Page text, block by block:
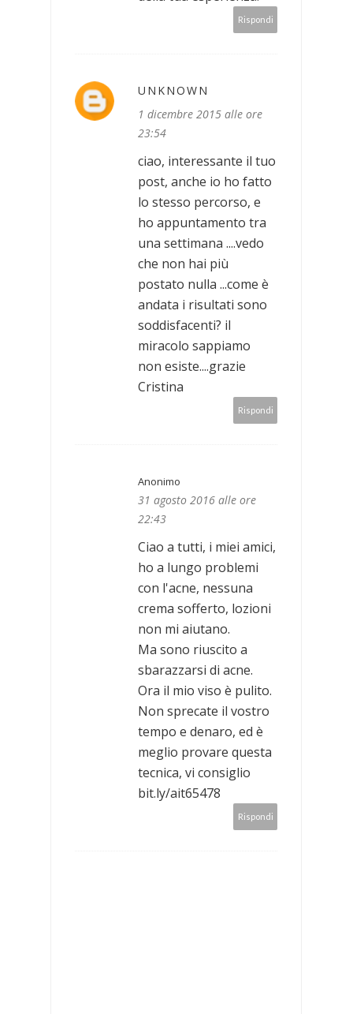
Rispondi
UNKNOWN
1 dicembre 2015 alle ore
23:54
ciao, interessante il tuo
post, anche io ho fatto
lo stesso percorso, e
ho appuntamento tra
una settimana ....vedo
che non hai più
postato nulla ...come è
andata i risultati sono
soddisfacenti? il
miracolo sappiamo
non esiste....grazie
Cristina
Rispondi
Anonimo
31 agosto 2016 alle ore
22:43
Ciao a tutti, i miei amici,
ho a lungo problemi
con l'acne, nessuna
crema sofferto, lozioni
non mi aiutano.
Ma sono riuscito a
sbarazzarsi di acne.
Ora il mio viso è pulito.
Non sprecate il vostro
tempo e denaro, ed è
meglio provare questa
tecnica, vi consiglio
bit.ly/ait65478
Rispondi